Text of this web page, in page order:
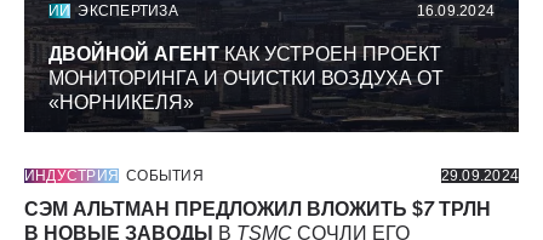
ИИ ЭКСПЕРТИЗА 16.09.2024
ДВОЙНОЙ АГЕНТКАК УСТРОЕН ПРОЕКТ
МОНИТОРИНГА И ОЧИСТКИ ВОЗДУХА ОТ
«НОРНИКЕЛЯ»
ИНДУСТРИЯ СОБЫТИЯ 29.09.2024
СЭМ АЛЬТМАН ПРЕДЛОЖИЛ ВЛОЖИТЬ $7ТРЛН
В НОВЫЕ ЗАВОДЫ
В TSMC СОЧЛИ ЕГО